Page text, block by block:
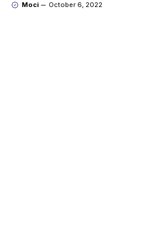
Moci October 6, 2022